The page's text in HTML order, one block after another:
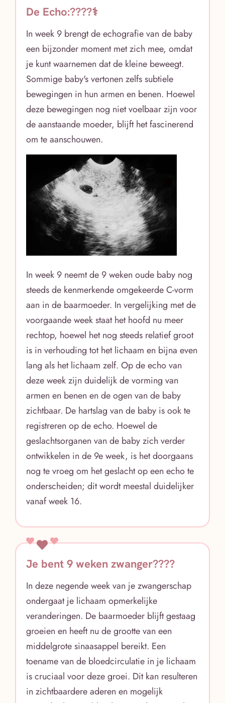
De Echo:????‍⚕️
In week 9 brengt de echografie van de baby
een bijzonder moment met zich mee, omdat
je kunt waarnemen dat de kleine beweegt.
Sommige baby's vertonen zelfs subtiele
bewegingen in hun armen en benen. Hoewel
deze bewegingen nog niet voelbaar zijn voor
de aanstaande moeder, blijft het fascinerend
om te aanschouwen.
In week 9 neemt de 9 weken oude baby nog
steeds de kenmerkende omgekeerde C-vorm
aan in de baarmoeder. In vergelijking met de
voorgaande week staat het hoofd nu meer
rechtop, hoewel het nog steeds relatief groot
is in verhouding tot het lichaam en bijna even
lang als het lichaam zelf. Op de echo van
deze week zijn duidelijk de vorming van
armen en benen en de ogen van de baby
zichtbaar. De hartslag van de baby is ook te
registreren op de echo. Hoewel de
geslachtsorganen van de baby zich verder
ontwikkelen in de 9e week, is het doorgaans
nog te vroeg om het geslacht op een echo te
onderscheiden; dit wordt meestal duidelijker
vanaf week 16.
Je bent 9 weken zwanger????
In deze negende week van je zwangerschap
ondergaat je lichaam opmerkelijke
veranderingen. De baarmoeder blijft gestaag
groeien en heeft nu de grootte van een
middelgrote sinaasappel bereikt. Een
toename van de bloedcirculatie in je lichaam
is cruciaal voor deze groei. Dit kan resulteren
in zichtbaardere aderen en mogelijk